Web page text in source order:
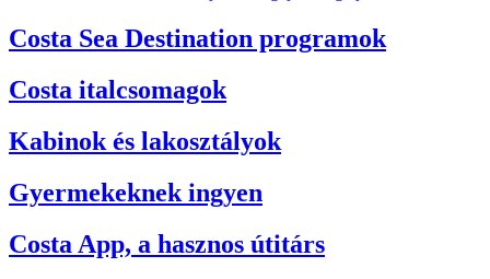
Costa Sea Destination programok
Costa italcsomagok
Kabinok és lakosztályok
Gyermekeknek ingyen
Costa App, a hasznos útitárs